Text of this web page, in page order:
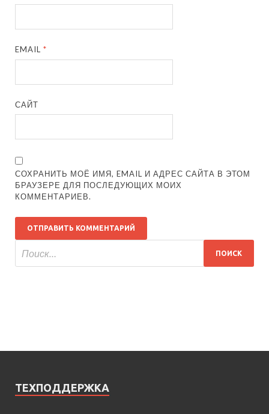
EMAIL*
САЙТ
СОХРАНИТЬ МОЁ ИМЯ, EMAIL И АДРЕС САЙТА В ЭТОМ
БРАУЗЕРЕ ДЛЯ ПОСЛЕДУЮЩИХ МОИХ
КОММЕНТАРИЕВ.
ТЕХПОДДЕРЖКА